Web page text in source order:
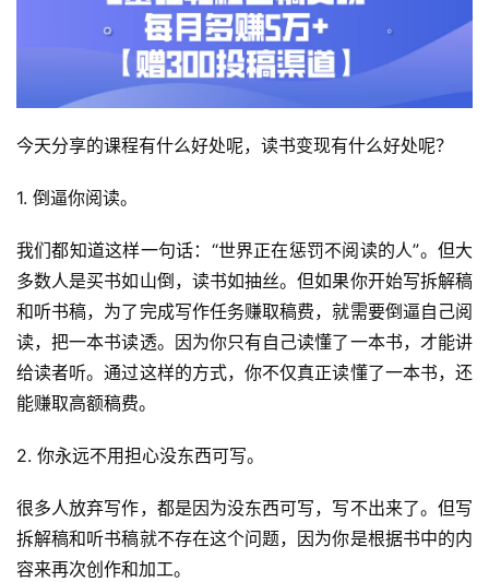
今天分享的课程有什么好处呢，读书变现有什么好处呢？
1. 倒逼你阅读。
我们都知道这样一句话：“世界正在惩罚不阅读的人”。但大
多数人是买书如山倒，读书如抽丝。但如果你开始写拆解稿
和听书稿，为了完成写作任务赚取稿费，就需要倒逼自己阅
读，把一本书读透。因为你只有自己读懂了一本书，才能讲
给读者听。通过这样的方式，你不仅真正读懂了一本书，还
能赚取高额稿费。
2. 你永远不用担心没东西可写。
很多人放弃写作，都是因为没东西可写，写不出来了。但写
拆解稿和听书稿就不存在这个问题，因为你是根据书中的内
容来再次创作和加工。